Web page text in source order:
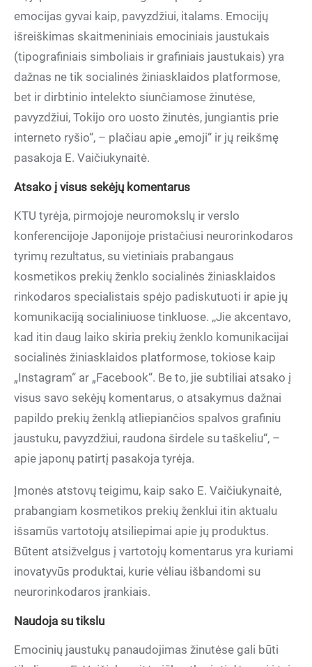
emocijas gyvai kaip, pavyzdžiui, italams. Emocijų
išreiškimas skaitmeniniais emociniais jaustukais
(tipografiniais simboliais ir grafiniais jaustukais) yra
dažnas ne tik socialinės žiniasklaidos platformose,
bet ir dirbtinio intelekto siunčiamose žinutėse,
pavyzdžiui, Tokijo oro uosto žinutės, jungiantis prie
interneto ryšio“, – plačiau apie „emoji“ ir jų reikšmę
pasakoja E. Vaičiukynaitė.
Atsako į visus sekėjų komentarus
KTU tyrėja, pirmojoje neuromokslų ir verslo
konferencijoje Japonijoje pristačiusi neurorinkodaros
tyrimų rezultatus, su vietiniais prabangaus
kosmetikos prekių ženklo socialinės žiniasklaidos
rinkodaros specialistais spėjo padiskutuoti ir apie jų
komunikaciją socialiniuose tinkluose. ,,Jie akcentavo,
kad itin daug laiko skiria prekių ženklo komunikacijai
socialinės žiniasklaidos platformose, tokiose kaip
„Instagram“ ar „Facebook“. Be to, jie subtiliai atsako į
visus savo sekėjų komentarus, o atsakymus dažnai
papildo prekių ženklą atliepiančios spalvos grafiniu
jaustuku, pavyzdžiui, raudona širdele su taškeliu“, –
apie japonų patirtį pasakoja tyrėja.
Įmonės atstovų teigimu, kaip sako E. Vaičiukynaitė,
prabangiam kosmetikos prekių ženklui itin aktualu
išsamūs vartotojų atsiliepimai apie jų produktus.
Būtent atsižvelgus į vartotojų komentarus yra kuriami
inovatyvūs produktai, kurie vėliau išbandomi su
neurorinkodaros įrankiais.
Naudoja su tikslu
Emocinių jaustukų panaudojimas žinutėse gali būti